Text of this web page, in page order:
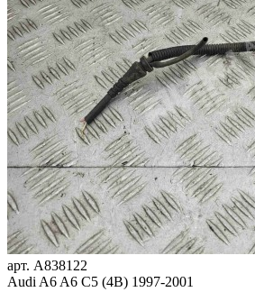
арт. A838122
Audi A6 A6 C5 (4B) 1997-2001